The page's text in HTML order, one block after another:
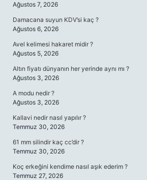
Ağustos 7, 2026
Damacana suyun KDV’si kaç ?
Ağustos 6, 2026
Avel kelimesi hakaret midir ?
Ağustos 5, 2026
Altın fiyatı dünyanın her yerinde aynı mı ?
Ağustos 3, 2026
A modu nedir ?
Ağustos 3, 2026
Kallavi nedir nasıl yapılır ?
Temmuz 30, 2026
61 mm silindir kaç cc’dir ?
Temmuz 30, 2026
Koç erkeğini kendime nasıl aşık ederim ?
Temmuz 27, 2026